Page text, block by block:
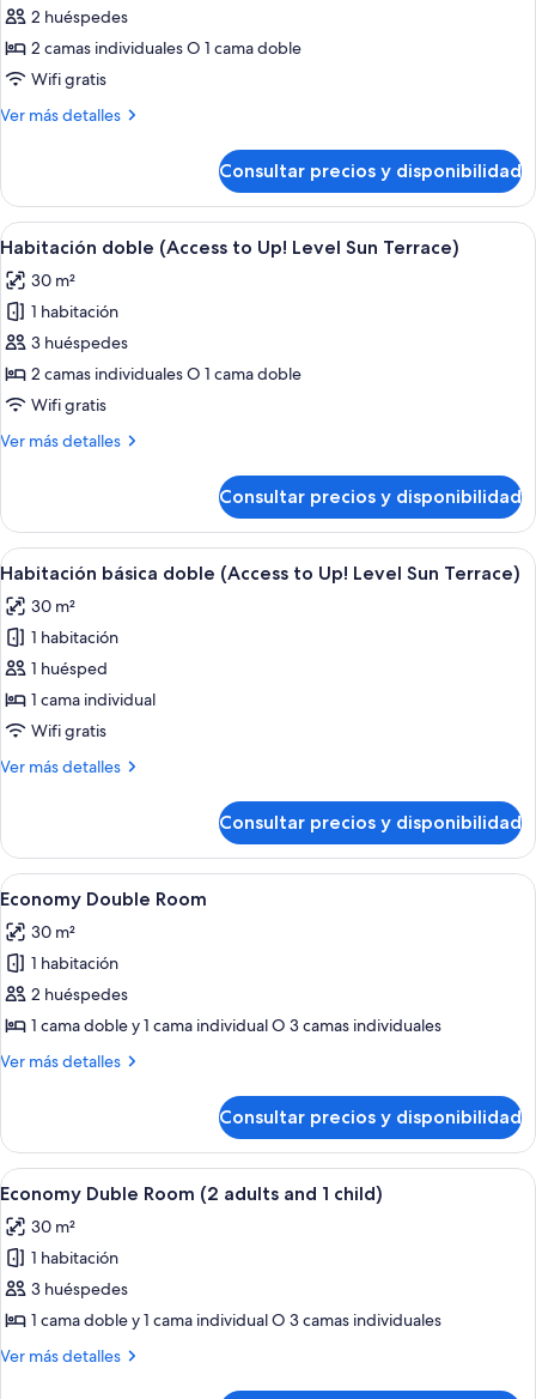
adultos)
(3
adultos)
de
Habitación
doble
to
Sun
Terrace)
2 huéspedes
2 camas individuales O 1 cama doble
Wifi gratis
Ver más detalles
Más
doble
(Access
to
Level
Sun
Terrace)
Consultar precios y disponibilidad
Abrir
todas
las
fotos
de
Habitación
doble
to
Sun
Terrace)
Habitación de hotel con cama,
4
Habitación doble (Access to Up! Level Sun Terrace)
30 m²
1 habitación
3 huéspedes
2 camas individuales O 1 cama doble
Wifi gratis
Ver más detalles
Más
doble
(Access
to
Level
Sun
Terrace)
Consultar precios y disponibilidad
Abrir
todas
las
fotos
de
Habitación
básica
(Access
Level
Sun
Terrace)
Habitación de hotel con cama,
4
Habitación básica doble (Access to Up! Level Sun Terrace)
30 m²
1 habitación
1 huésped
1 cama individual
Wifi gratis
Ver más detalles
Más
básica
doble
(Access
Up!
Level
Sun
Terrace)
Consultar precios y disponibilidad
Abrir
todas
las
fotos
de
Economy
Double
Habitación de hotel con una cama
10
Economy Double Room
30 m²
1 habitación
2 huéspedes
1 cama doble y 1 cama individual O 3 camas individuales
Ver más detalles
Más
Double
Room
Consultar precios y disponibilidad
Abrir
todas
las
fotos
de
Economy
Duble
Habitación de hotel con una cama
10
Economy Duble Room (2 adults and 1 child)
30 m²
1 habitación
3 huéspedes
1 cama doble y 1 cama individual O 3 camas individuales
Ver más detalles
Más